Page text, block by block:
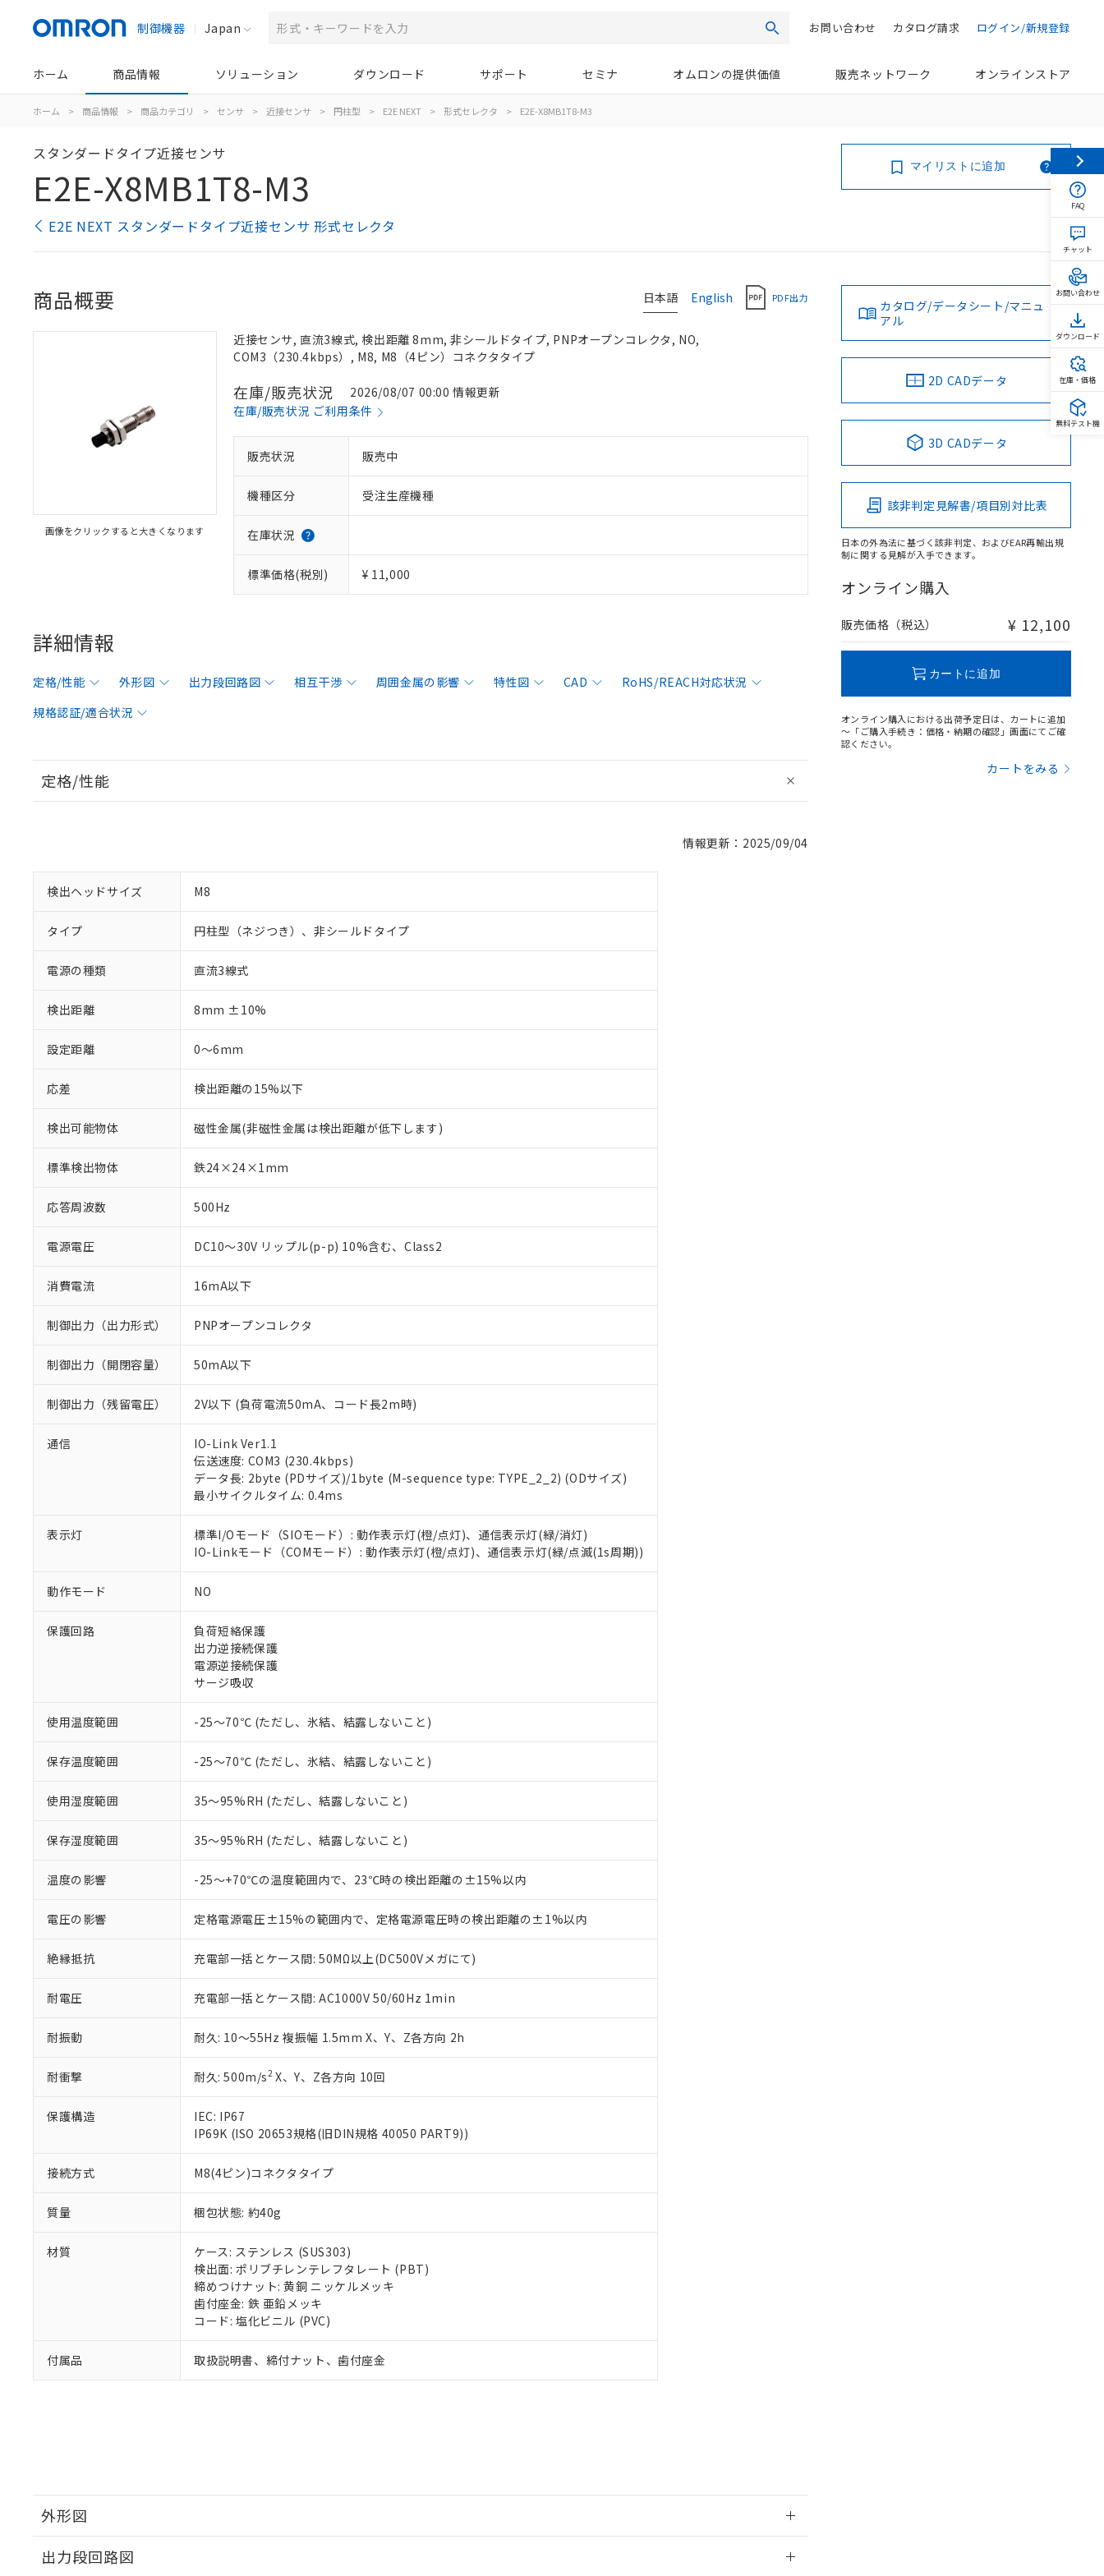
制御機器 Japan 検索 ログイン/新規登録
カタログ請求
お問い合わせ
ホーム 商品情報 ソリューション ダウンロード サポート セミナ オムロンの提供価値 販売ネットワーク オンラインストア
ホーム > 商品情報 > 商品カテゴリ > センサ > 近接センサ > 円柱型 > E2E NEXT > 形式セレクタ > E2E-X8MB1T8-M3
スタンダードタイプ近接センサ
E2E-X8MB1T8-M3
E2E NEXT スタンダードタイプ近接センサ 形式セレクタ
マイリストに追加
日本語 English PDF出力
商品概要
画像をクリックすると大きくなります
近接センサ, 直流3線式, 検出距離 8mm, 非シールドタイプ, PNPオープンコレクタ, NO,
COM3（230.4kbps）, M8, M8（4ピン）コネクタタイプ
在庫/販売状況
2026/08/07 00:00 情報更新
在庫/販売状況 ご利用条件
販売状況 販売中
機種区分 受注生産機種
在庫状況
標準価格(税別) ¥ 11,000
詳細情報
定格/性能 外形図 出力段回路図 相互干渉 周囲金属の影響 特性図 CAD
RoHS/REACH対応状況
規格認証/適合状況
定格/性能
情報更新：2025/09/04
検出ヘッドサイズ M8
タイプ 円柱型（ネジつき）、非シールドタイプ
電源の種類 直流3線式
検出距離 8mm ±10%
設定距離 0～6mm
応差 検出距離の15%以下
検出可能物体 磁性金属(非磁性金属は検出距離が低下します)
標準検出物体 鉄24×24×1mm
応答周波数 500Hz
電源電圧 DC10～30V リップル(p-p) 10%含む、Class2
消費電流 16mA以下
制御出力（出力形式） PNPオープンコレクタ
制御出力（開閉容量） 50mA以下
制御出力（残留電圧） 2V以下 (負荷電流50mA、コード長2m時)
通信
IO-Link Ver1.1
伝送速度: COM3 (230.4kbps)
データ長: 2byte (PDサイズ)/1byte (M-sequence type: TYPE_2_2) (ODサイズ)
最小サイクルタイム: 0.4ms
表示灯
標準I/Oモード（SIOモード）: 動作表示灯(橙/点灯)、通信表示灯(緑/消灯)
IO-Linkモード（COMモード）: 動作表示灯(橙/点灯)、通信表示灯(緑/点滅(1s周期))
動作モード NO
保護回路
負荷短絡保護
出力逆接続保護
電源逆接続保護
サージ吸収
使用温度範囲 -25～70℃ (ただし、氷結、結露しないこと)
保存温度範囲 -25～70℃ (ただし、氷結、結露しないこと)
使用湿度範囲 35～95%RH (ただし、結露しないこと)
保存湿度範囲 35～95%RH (ただし、結露しないこと)
温度の影響 -25～+70℃の温度範囲内で、23℃時の検出距離の±15%以内
電圧の影響 定格電源電圧±15%の範囲内で、定格電源電圧時の検出距離の±1%以内
絶縁抵抗 充電部一括とケース間: 50MΩ以上(DC500Vメガにて)
耐電圧 充電部一括とケース間: AC1000V 50/60Hz 1min
耐振動 耐久: 10～55Hz 複振幅 1.5mm X、Y、Z各方向 2h
耐衝撃 耐久: 500m/s2X、Y、Z各方向 10回
保護構造
IEC: IP67
IP69K (ISO 20653規格(旧DIN規格 40050 PART9))
接続方式 M8(4ピン)コネクタタイプ
質量 梱包状態: 約40g
材質
ケース: ステンレス (SUS303)
検出面: ポリブチレンテレフタレート (PBT)
締めつけナット: 黄銅 ニッケルメッキ
歯付座金: 鉄 亜鉛メッキ
コード: 塩化ビニル (PVC)
付属品 取扱説明書、締付ナット、歯付座金
外形図
出力段回路図
カタログ/データシート/マニュ
アル
2D CADデータ
3D CADデータ
該非判定見解書/項目別対比表
日本の外為法に基づく該非判定、およびEAR再輸出規
制に関する見解が入手できます。
オンライン購入
販売価格（税込） ¥ 12,100
カートに追加
オンライン購入における出荷予定日は、カートに追加
～「ご購入手続き：価格・納期の確認」画面にてご確
認ください。
カートをみる
ご利用条件
本サービスは、当社制御機器事業取扱商品の当社在庫状況および標準価格(税抜)を提供させていただ
い。
正式な納期状況および標準価格はお客様のお取引先、またはお客様担当のオムロン制御機器販売店・
当社販売員にご相談ください。
在庫状況および標準価格結果を当社の事前の承諾なく第三者に漏洩または開示しないようお願いしま
す。
マイパーツ機能（部品リスト作成サービス）をご利用いただくには、I-Webメンバーズにご登録され
ている必要があります。
お客様が当ウェブサイト上で当社にご登録された部品リストについて、当社および当社の共同利用者
さい。
※当社の共同利用者とは、"個人情報の共同利用に関して"
※1 対応状況
対応済み：EU RoHS指令（10物質）の非含有に対応した製品が提供可能な商品です。
対応予定：EU RoHS指令（10物質）の非含有に対応した製品に切り替える予定のある商品です。
調査・確認中：EU RoHS指令（10物質）の非含有の対応状況を調査中または確認中の商品です。
非該当品：ライセンス料など無形物で、有害物質有無と関係のない商品です。
仕入先様の事情により、非含有部品としていたものが、含有品と判明した場合などやむを得ず変更すること
*EU RoHS指令（10物質）：
鉛(Pb) 1000ppm以下、 水銀(Hg) 1000ppm以下、 カドミウム(Cd) 100ppm以下、
六価クロム(Cr(Ⅵ)) 1000ppm以下、ポリ臭化ビフェニル類(PBB) 1000ppm以下、ポリ臭化ジフェニルエーテル類(PBDE) 1000ppm以下、
フタル酸ビス(2-エチルヘキシル) (DEHP)(別名：DOP) 1000ppm以下、フタル酸ブチルベンジル（BBP） 1000ppm以下、フタル酸ジブチ
ル（DBP） 1000ppm以下、フタル酸ジイソブチル (DIBP) 1000ppm以下
但し、RoHS指令で産業用監視および制御機器に対する適用除外項目は除く。
部品在庫の切り替え状況などにより、予定月が前後することがあります。
※3 非含有証明書ダウンロード
下記の非含有証明書をダウンロードすることができます。
51物質の非含有証明書（当社基準）
※本証明書は発行日時点で非含有を証明するもので、過去に遡って非含有を証明するものではありません。
また、RoHS指令のフタル酸エステル類４物質の対応では、対応完了までの期間は出荷製品に未対応品が
混在することから備考欄に対応日を記載しておりました。
既に当社にて対応品への在庫切替を完了していることから、特段のことがない限り、2022年1月12日よ
※1 中国RoHS○×表
「×」：最大均質材料含有率が中国RoHSの基準値を超えていることを示します。
「－」：未確認です。当社販売部門へお問い合わせください。
*中国RoHS10物質の基準値 (GB/T26572)：
Pb(鉛) :1000ppm、 Hg(水銀) : 1000ppm、 Cd(カドミウム) : 100ppm、
※2 環境保護使用期限
「10」：通常の使用状況下において有害物質が外部に漏えいし、環境に深刻な影響を及ぼさない年数を意
味します。
「－」：未確認です。当社販売部門へお問い合わせください。
当社は、これら貴社製品のうち、外国為替および外国貿易法に定める商品（以下｢規制貨物等」とい
当社は貴社製品を、核兵器、ミサイル、化学兵器、生物兵器またはその他武器並びにこれらの製造装
置等に一切使用いたしません。
また当社は、販売先および販売に係わる関係者が違法に輸出するおそれがある場合は、取り引きをい
たしません。
合意する キャンセル
機器販売店・当社販売員にご確認ください)
空
白
受注生産機種、また在庫状況の情報を公開していない機種
FAQ
チャット
お問い合わせ
ダウンロード
在庫・価格
無料テスト機